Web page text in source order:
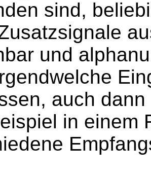
sind,
und
auch
in einem